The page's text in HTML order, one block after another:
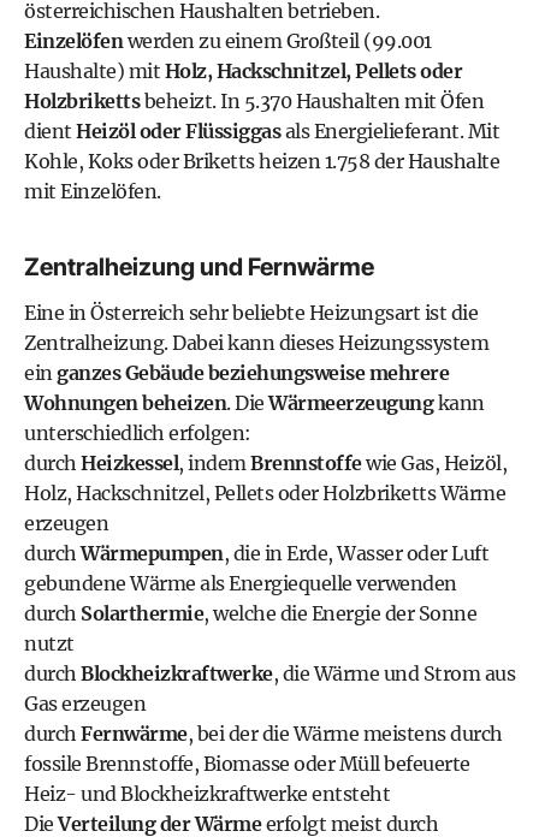
österreichischen Haushalten betrieben.
Einzelöfen werden zu einem Großteil (99.001
Haushalte) mit Holz, Hackschnitzel, Pellets oder
Holzbrikettsbeheizt. In 5.370 Haushalten mit Öfen
dient Heizöl oder Flüssiggasals Energielieferant. Mit
Kohle, Koks oder Briketts heizen 1.758 der Haushalte
mit Einzelöfen.
Zentralheizung und Fernwärme
Eine in Österreich sehr beliebte Heizungsart ist die
Zentralheizung. Dabei kann dieses Heizungssystem
ein ganzes Gebäude beziehungsweise mehrere
Wohnungen beheizen. DieWärmeerzeugungkann
unterschiedlich erfolgen:
durch Heizkessel, indem Brennstoffewie Gas, Heizöl,
Holz, Hackschnitzel, Pellets oder Holzbriketts Wärme
erzeugen
durchWärmepumpen, die in Erde, Wasser oder Luft
gebundene Wärme als Energiequelle verwenden
durch Solarthermie, welche die Energie der Sonne
nutzt
durch Blockheizkraftwerke, die Wärme und Strom aus
Gas erzeugen
durch Fernwärme, bei der die Wärme meistens durch
fossile Brennstoffe, Biomasse oder Müll befeuerte
Heiz- und Blockheizkraftwerke entsteht
DieVerteilung der Wärmeerfolgt meist durch